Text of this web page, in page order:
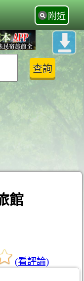
附近
館
(看評論)